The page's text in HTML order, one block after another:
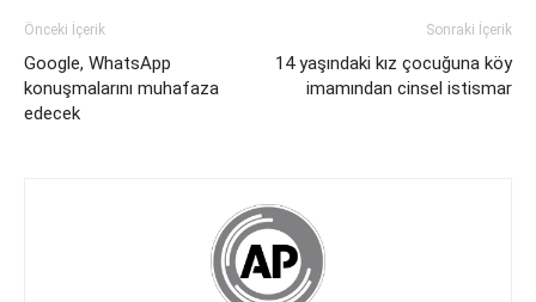
Önceki İçerik
Google, WhatsApp
konuşmalarını muhafaza
edecek
Sonraki İçerik
14 yaşındaki kız çocuğuna köy
imamından cinsel istismar